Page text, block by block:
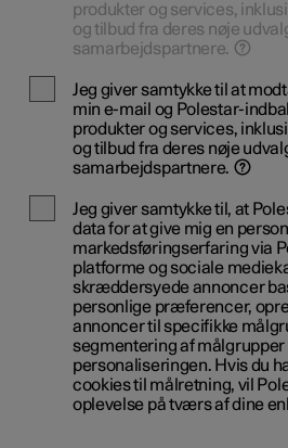
produkter og services,
og tilbud fra deres nøje
samarbejdspartnere.
Jeg giver samtykke til at
min e-mail og Polestar-
produkter og services,
og tilbud fra deres nøje
samarbejdspartnere.
Jeg giver samtykke til, at
data for at give mig en
markedsføringserfaring via
platforme og sociale
skræddersyede annoncer
personlige præferencer,
annoncer til specifikke
segmentering af
personaliseringen. Hvis du
cookies til målretning, vil
oplevelse på tværs af dine